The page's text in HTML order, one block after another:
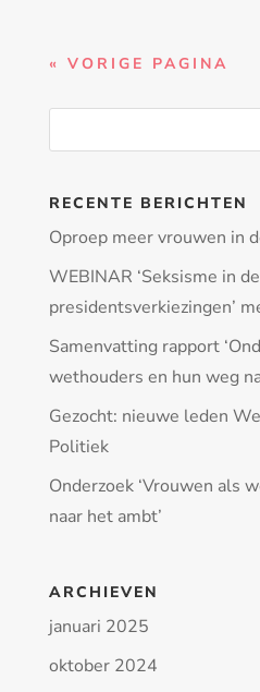
« VORIGE PAGINA
RECENTE BERICHTEN
Oproep meer vrouwen in
WEBINAR ‘Seksisme in
presidentsverkiezingen’
Samenvatting rapport
wethouders en hun weg
Gezocht: nieuwe leden
Politiek
Onderzoek ‘Vrouwen als
naar het ambt’
ARCHIEVEN
januari 2025
oktober 2024